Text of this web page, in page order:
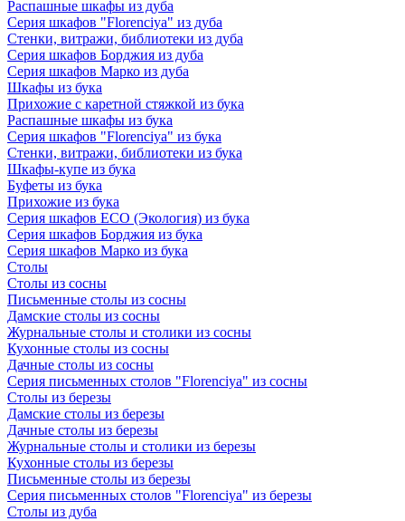
Распашные шкафы из дуба
Серия шкафов "Florenciya" из дуба
Стенки, витражи, библиотеки из дуба
Серия шкафов Борджия из дуба
Серия шкафов Марко из дуба
Шкафы из бука
Прихожие с каретной стяжкой из бука
Распашные шкафы из бука
Серия шкафов "Florenciya" из бука
Стенки, витражи, библиотеки из бука
Шкафы-купе из бука
Буфеты из бука
Прихожие из бука
Серия шкафов ECO (Экология) из бука
Серия шкафов Борджия из бука
Серия шкафов Марко из бука
Столы
Столы из сосны
Письменные столы из сосны
Дамские столы из сосны
Журнальные столы и столики из сосны
Кухонные столы из сосны
Дачные столы из сосны
Серия письменных столов "Florenciya" из сосны
Столы из березы
Дамские столы из березы
Дачные столы из березы
Журнальные столы и столики из березы
Кухонные столы из березы
Письменные столы из березы
Серия письменных столов "Florenciya" из березы
Столы из дуба